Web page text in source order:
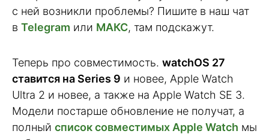
с ней возникли проблемы? Пишите в наш чат
в Telegram или МАКС, там подскажут.
Теперь про совместимость. watchOS 27
ставится на Series 9 и новее, Apple Watch
Ultra 2 и новее, а также на Apple Watch SE 3.
Модели постарше обновление не получат, а
полный список совместимых Apple Watch мы